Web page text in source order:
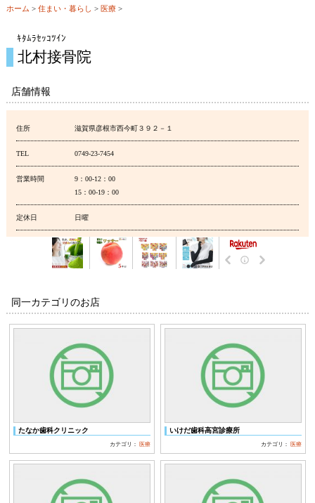
ホーム > 住まい・暮らし > 医療>
ｷﾀﾑﾗｾｯｺﾂｲﾝ
北村接骨院
店舗情報
住所 滋賀県彦根市西今町３９２－１
TEL 0749-23-7454
営業時間
9：00-12：00
15：00-19：00
定休日 日曜
同一カテゴリのお店
たなか歯科クリニック
カテゴリ： 医療
いけだ歯科高宮診療所
カテゴリ： 医療